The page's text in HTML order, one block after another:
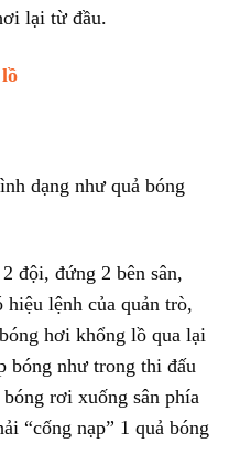
lại từ đầu.
dạng như quả bóng
đội, đứng 2 bên sân,
lệnh của quản trò,
hơi khổng lồ qua lại
bóng như trong thi đấu
rơi xuống sân phía
“cống nạp” 1 quả bóng